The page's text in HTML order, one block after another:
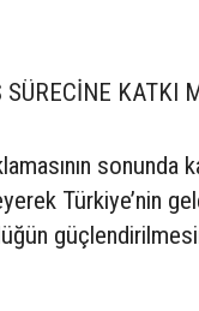
SÜRECİNE KATKI
sonunda
Türkiye’nin